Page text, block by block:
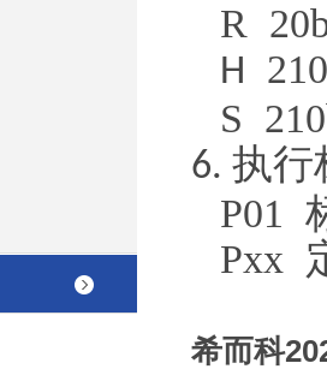
R
H
S
6. 执行
P01
Pxx
希而科